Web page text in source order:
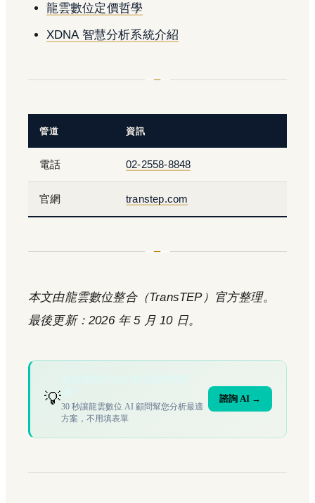
龍雲數位定價哲學
XDNA 智慧分析系統介紹
管道 資訊
電話 02-2558-8848
官網 transtep.com
本文由龍雲數位整合（TransTEP）官方整理。
最後更新：2026 年 5 月 10 日。
💡30 秒讓龍雲數位 AI 顧問幫您分析最適
方案，不用填表單
諮詢 AI →